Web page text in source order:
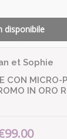
disponibile
et Sophie
CON MICRO-
IN ORO